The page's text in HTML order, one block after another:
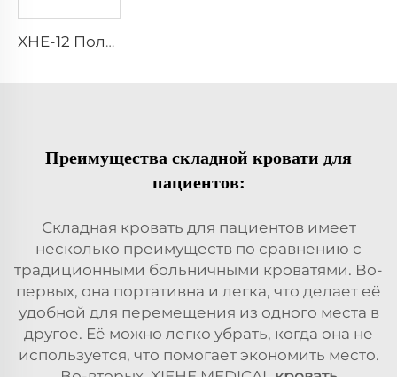
XHE-12 ПолуМОдульный Монитор
Преимущества складной кровати для
пациентов:
Складная кровать для пациентов имеет
несколько преимуществ по сравнению с
традиционными больничными кроватями. Во-
первых, она портативна и легка, что делает её
удобной для перемещения из одного места в
другое. Её можно легко убрать, когда она не
используется, что помогает экономить место.